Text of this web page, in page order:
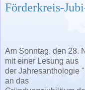
Förderkreis-
Am Sonntag, den 28.
mit einer Lesung aus
der Jahresanthologie
an das